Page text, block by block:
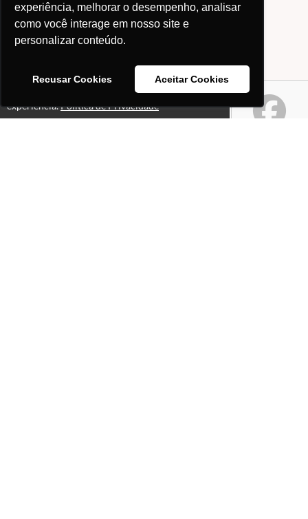
experiência, melhorar o desempenho, analisar
como você interage em nosso site e
personalizar conteúdo.
Recusar Cookies Aceitar Cookies
Este site usa cookies para melhorar sua
experiência.Política de Privacidade
Ok!